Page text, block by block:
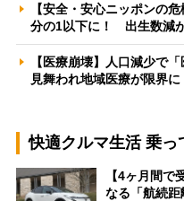
【安全・安心ニッポンの
分の1以下に！ 出生数減
【医療崩壊】人口減少で
見舞われ地域医療が限界
快適クルマ生活 乗っ
【4ヶ月間で
なる「航続